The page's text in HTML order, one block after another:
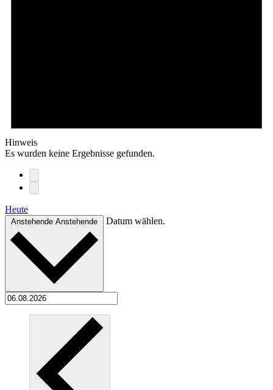
Hinweis
Es wurden keine Ergebnisse gefunden.
Heute
Anstehende Anstehende Datum wählen.